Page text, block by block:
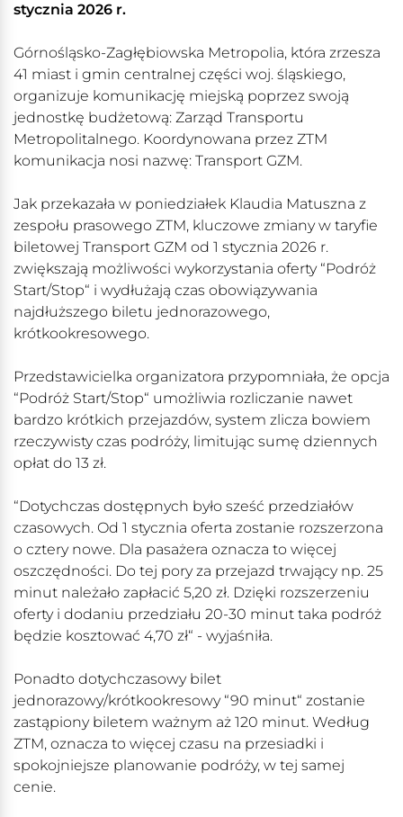
stycznia 2026 r.
Górnośląsko-Zagłębiowska Metropolia, która zrzesza
41 miast i gmin centralnej części woj. śląskiego,
organizuje komunikację miejską poprzez swoją
jednostkę budżetową: Zarząd Transportu
Metropolitalnego. Koordynowana przez ZTM
komunikacja nosi nazwę: Transport GZM.
Jak przekazała w poniedziałek Klaudia Matuszna z
zespołu prasowego ZTM, kluczowe zmiany w taryfie
biletowej Transport GZM od 1 stycznia 2026 r.
zwiększają możliwości wykorzystania oferty “Podróż
Start/Stop“ i wydłużają czas obowiązywania
najdłuższego biletu jednorazowego,
krótkookresowego.
Przedstawicielka organizatora przypomniała, że opcja
“Podróż Start/Stop“ umożliwia rozliczanie nawet
bardzo krótkich przejazdów, system zlicza bowiem
rzeczywisty czas podróży, limitując sumę dziennych
opłat do 13 zł.
“Dotychczas dostępnych było sześć przedziałów
czasowych. Od 1 stycznia oferta zostanie rozszerzona
o cztery nowe. Dla pasażera oznacza to więcej
oszczędności. Do tej pory za przejazd trwający np. 25
minut należało zapłacić 5,20 zł. Dzięki rozszerzeniu
oferty i dodaniu przedziału 20-30 minut taka podróż
będzie kosztować 4,70 zł“ - wyjaśniła.
Ponadto dotychczasowy bilet
jednorazowy/krótkookresowy “90 minut“ zostanie
zastąpiony biletem ważnym aż 120 minut. Według
ZTM, oznacza to więcej czasu na przesiadki i
spokojniejsze planowanie podróży, w tej samej
cenie.